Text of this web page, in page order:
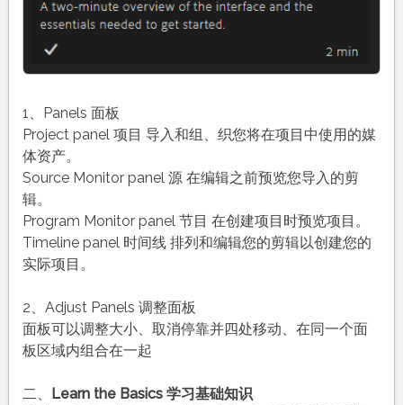
1、Panels 面板
Project panel 项目 导入和组、织您将在项目中使用的媒
体资产。
Source Monitor panel 源 在编辑之前预览您导入的剪
辑。
Program Monitor panel 节目 在创建项目时预览项目。
Timeline panel 时间线 排列和编辑您的剪辑以创建您的
实际项目。
2、Adjust Panels 调整面板
面板可以调整大小、取消停靠并四处移动、在同一个面
板区域内组合在一起
二、
Learn the Basics 学习基础知识